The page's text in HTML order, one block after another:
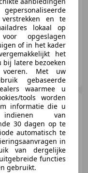
48 kW (65 PK)
Fiesta 1.4 Ghia / CLIMA
en te
lokaal op
opgeslagen
of in het kader
het
latere bezoeken
Met uw
gebaseerde
waarmee u
tools worden
informatie die u
van
30 dagen op te
automatisch te
in
van dergelijke
functies
gebruikt.